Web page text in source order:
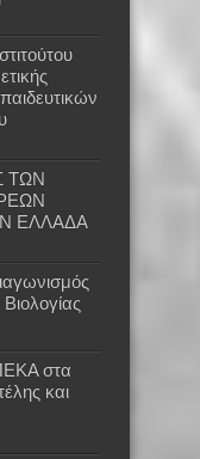
ΤΩΝ
ΕΛΛΑΔΑ
στα
και